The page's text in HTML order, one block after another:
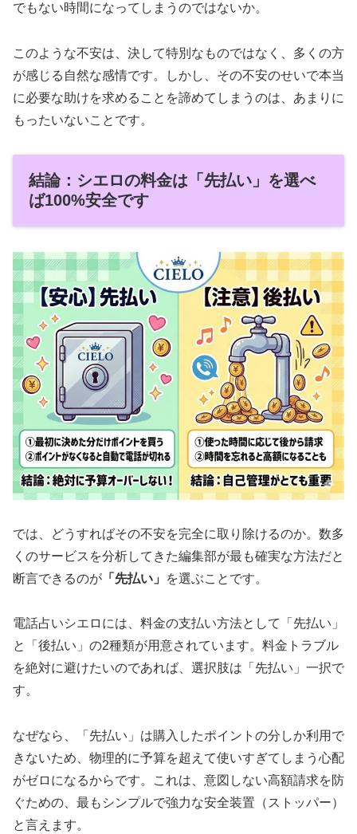
でもない時間になってしまうのではないか。
このような不安は、決して特別なものではなく、多くの方
が感じる自然な感情です。しかし、その不安のせいで本当
に必要な助けを求めることを諦めてしまうのは、あまりに
もったいないことです。
結論：シエロの料金は「先払い」を選べ
ば100%安全です
では、どうすればその不安を完全に取り除けるのか。数多
くのサービスを分析してきた編集部が最も確実な方法だと
断言できるのが 「先払い」 を選ぶことです。
電話占いシエロには、料金の支払い方法として「先払い」
と「後払い」の2種類が用意されています。料金トラブル
を絶対に避けたいのであれば、選択肢は「先払い」一択で
す。
なぜなら、「先払い」は購入したポイントの分しか利用で
きないため、物理的に予算を超えて使いすぎてしまう心配
がゼロになるからです。これは、意図しない高額請求を防
ぐための、最もシンプルで強力な安全装置（ストッパー）
と言えます。